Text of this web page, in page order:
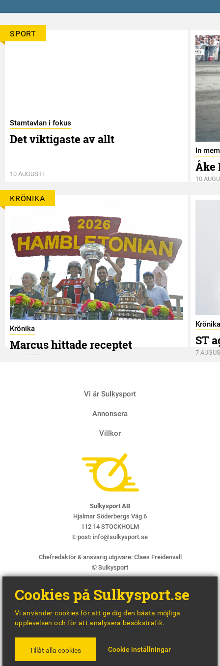
SPORT
Stamtavlan i fokus
Det viktigaste av allt
10 AUGUSTI
In
Åke
10
KRÖNIKA
Krönika
Marcus hittade receptet
9 AUGUSTI
Krönika
ST
7
Vi är Sulkysport
Annonsera
Villkor
Sulkysport AB
Hjalmar Söderbergs Väg 6
112 14 STOCKHOLM
E-post: info@sulkysport.se
Chefredaktör & ansvarig utgivare: Claes Freidenvall
© Sulkysport
BY
Cookies på Sulkysport.se
Vi använder cookies för att ge dig den bästa möjliga
upplevelsen och för att analysera besökstrafik.
Tillåt alla cookies Cookie inställningar